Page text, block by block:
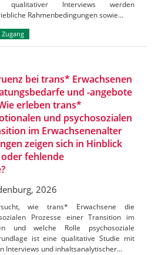
qualitativer Interviews werden
Rahmenbedingungen sowie…
Zugang
bei trans* Erwachsenen
und -angebote
erleben trans*
und psychosozialen
im Erwachsenenalter
zeigen sich in Hinblick
fehlende
2026
wie trans* Erwachsene die
Prozesse einer Transition im
und welche Rolle psychosoziale
ist eine qualitative Studie mit
Interviews und inhaltsanalytischer…